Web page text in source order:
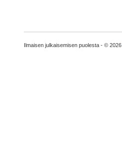
Ilmaisen julkaisemisen puolesta - © 2026